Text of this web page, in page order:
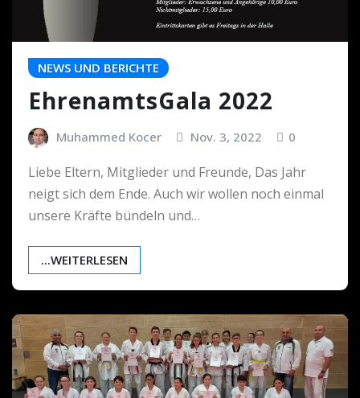
NEWS UND BERICHTE
EhrenamtsGala 2022
Muhammed Kocer Nov. 3, 2022 0
Liebe Eltern, Mitglieder und Freunde, Das Jahr
neigt sich dem Ende. Auch wir wollen noch einmal
unsere Kräfte bündeln und…
...WEITERLESEN